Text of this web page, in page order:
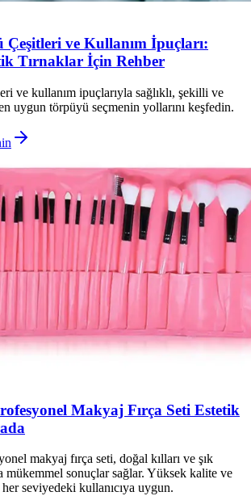
Çeşitleri ve Kullanım İpuçları:
Tırnaklar İçin Rehber
ve kullanım ipuçlarıyla sağlıklı, şekilli ve
uygun törpüyü seçmenin yollarını keşfedin.
Makyaj Fırça Seti Estetik
makyaj fırça seti, doğal kılları ve şık
mükemmel sonuçlar sağlar. Yüksek kalite ve
seviyedeki kullanıcıya uygun.